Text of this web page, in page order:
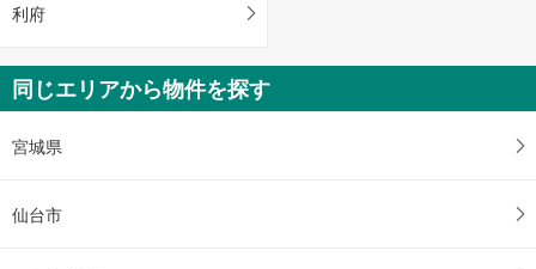
利府
同じエリアから物件を探す
宮城県
仙台市